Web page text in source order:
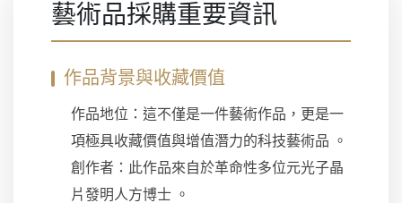
藝術品採購重要資訊
作品背景與收藏價值
作品地位：這不僅是一件藝術作品，更是一
項極具收藏價值與增值潛力的科技藝術品 。
創作者：此作品來自於革命性多位元光子晶
片發明人方博士 。